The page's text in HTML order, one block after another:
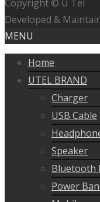
Copyright © U Tel
Developed &
MENU
Home
UTEL BRAND
Charger
USB Cable
Speaker
Bluetooth
Power